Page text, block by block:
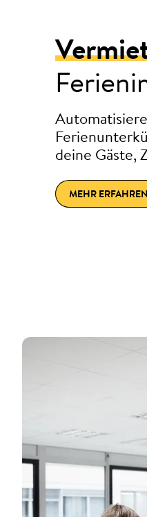
deine Gäste,
MEHR ERFAHREN